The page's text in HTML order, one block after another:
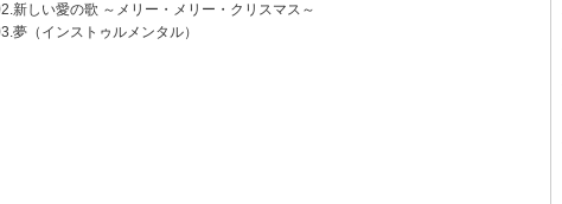
新しい愛の歌 ～メリー・メリー・クリスマス～
夢（インストゥルメンタル）